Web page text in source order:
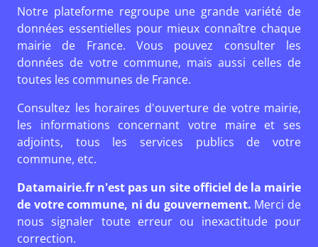
Notre plateforme regroupe une grande variété de
données essentielles pour mieux connaître chaque
mairie de France. Vous pouvez consulter les
données de votre commune, mais aussi celles de
toutes les communes de France.
Consultez les horaires d'ouverture de votre mairie,
les informations concernant votre maire et ses
adjoints, tous les services publics de votre
commune, etc.
Datamairie.fr n'est pas un site officiel de la mairie
de votre commune, ni du gouvernement. Merci de
nous signaler toute erreur ou inexactitude pour
correction.